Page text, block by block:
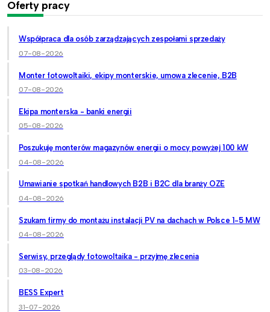
Oferty pracy
Współpraca dla osób zarządzających zespołami sprzedaży
07-08-2026
Monter fotowoltaiki, ekipy monterskie, umowa zlecenie, B2B
07-08-2026
Ekipa monterska - banki energii
05-08-2026
Poszukuję monterów magazynów energii o mocy powyżej 100 kW
04-08-2026
Umawianie spotkań handlowych B2B i B2C dla branży OZE
04-08-2026
Szukam firmy do montażu instalacji PV na dachach w Polsce 1-5 MW
04-08-2026
Serwisy, przeglądy fotowoltaika - przyjmę zlecenia
03-08-2026
BESS Expert
31-07-2026